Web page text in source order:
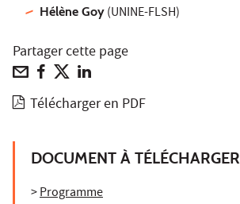
Hélène Goy (UNINE-FLSH)
Partager cette page
Télécharger en PDF
DOCUMENT À TÉLÉCHARGER
>Programme